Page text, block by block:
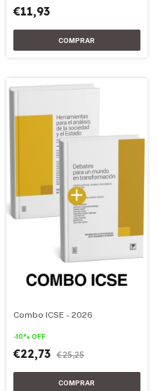
€11,93
Combo ICSE - 2026
-10% OFF
€22,73 €25,25